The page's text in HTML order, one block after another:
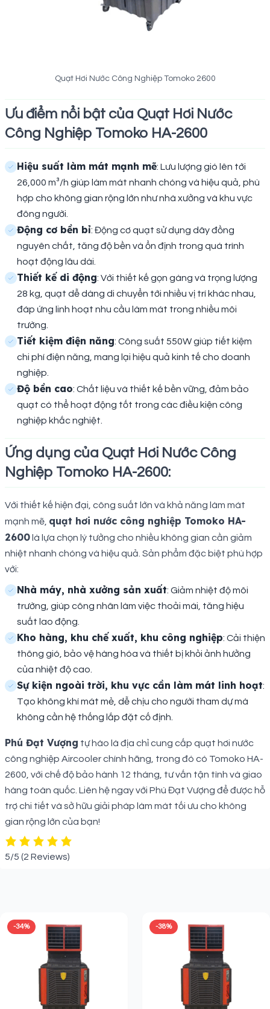
Quạt Hơi Nước Công Nghiệp Tomoko 2600
Ưu điểm nổi bật của Quạt Hơi Nước
Công Nghiệp Tomoko HA-2600
Hiệu suất làm mát mạnh mẽ: Lưu lượng gió lên tới
26,000 m³/h giúp làm mát nhanh chóng và hiệu quả, phù
hợp cho không gian rộng lớn như nhà xưởng và khu vực
đông người.
Động cơ bền bỉ: Động cơ quạt sử dụng dây đồng
nguyên chất, tăng độ bền và ổn định trong quá trình
hoạt động lâu dài.
Thiết kế di động: Với thiết kế gọn gàng và trọng lượng
28 kg, quạt dễ dàng di chuyển tới nhiều vị trí khác nhau,
đáp ứng linh hoạt nhu cầu làm mát trong nhiều môi
trường.
Tiết kiệm điện năng: Công suất 550W giúp tiết kiệm
chi phí điện năng, mang lại hiệu quả kinh tế cho doanh
nghiệp.
Độ bền cao: Chất liệu và thiết kế bền vững, đảm bảo
quạt có thể hoạt động tốt trong các điều kiện công
nghiệp khắc nghiệt.
Ứng dụng của Quạt Hơi Nước Công
Nghiệp Tomoko HA-2600:
Với thiết kế hiện đại, công suất lớn và khả năng làm mát
mạnh mẽ, quạt hơi nước công nghiệp Tomoko HA-
2600 là lựa chọn lý tưởng cho nhiều không gian cần giảm
nhiệt nhanh chóng và hiệu quả. Sản phẩm đặc biệt phù hợp
với:
Nhà máy, nhà xưởng sản xuất: Giảm nhiệt độ môi
trường, giúp công nhân làm việc thoải mái, tăng hiệu
suất lao động.
Kho hàng, khu chế xuất, khu công nghiệp: Cải thiện
thông gió, bảo vệ hàng hóa và thiết bị khỏi ảnh hưởng
của nhiệt độ cao.
Sự kiện ngoài trời, khu vực cần làm mát linh hoạt:
Tạo không khí mát mẻ, dễ chịu cho người tham dự mà
không cần hệ thống lắp đặt cố định.
Phú Đạt Vượng tự hào là địa chỉ cung cấp quạt hơi nước
công nghiệp Aircooler chính hãng, trong đó có Tomoko HA-
2600, với chế độ bảo hành 12 tháng, tư vấn tận tình và giao
hàng toàn quốc. Liên hệ ngay với Phú Đạt Vượng để được hỗ
trợ chi tiết và sở hữu giải pháp làm mát tối ưu cho không
gian rộng lớn của bạn!
5/5 (2 Reviews)
-34% -38%